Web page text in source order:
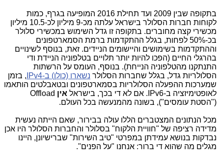
בתקופה שבין 2009 ועד תחילת 2016 המופיעה בגרף, כמות
לקוחות חברות הסלולר בישראל עלתה מכ-9 מיליון לכ-10.5 מיליון
מכשירי קצה מחוברים. בתקופה זו גדל השימוש במכשירי סלולר
בכ-50% לפחות, בגלל ההתקדמות ברמת הסמארטפונים
וההתקדמות בשימושים והיישומים הניידים. זאת, בנוסף לשינויים
בהרגלי החיים (הפכו להיות יותר תלויים בטלפוניה הניידת ודי
התנתקנו מהטלפוניה הנייחת). בנוסף, העומס על הרשתות
הסלולריות גדל, בגלל שחברות הסלולר נשארו (כולן) ב-IPv4
, בזמן
שמערכות ההפעלה הסלולריות בסמארטפונים ובטאבלטים הותאמו
לאופטימיזציה ב-IPv6. אם לא די בכך, בישראל
אין Offload
("הסטת עומסים"), בשונה מהמנעשה בכל העולם.
מכל הנתונים המצטברים הללו עולה בבירור, שאם הייתה נעשית
מדידה רציפה של "חוויית הלקוח" בסלולר והחברות הסלולר היו אכן
נבדקות בנושא עמידתן במפרטי "טיב השירות" שברישיונן, היינו
מגלים מה שהוא די ברור: אנחנו "על הפנים".